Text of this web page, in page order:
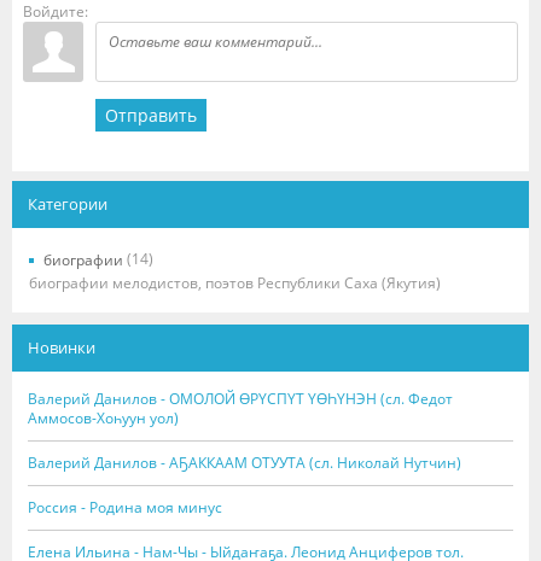
Войдите:
Отправить
Категории
биографии (14)
биографии мелодистов, поэтов Республики Саха (Якутия)
Новинки
Валерий Данилов - ОМОЛОЙ ӨРҮСПҮТ ҮӨҺҮНЭН (сл. Федот
Аммосов-Хоһуун уол)
Валерий Данилов - АҔАККААМ ОТУУТА (сл. Николай Нутчин)
Россия - Родина моя минус
Елена Ильина - Нам-Чы - Ыйдаҥаҕа. Леонид Анциферов тол.